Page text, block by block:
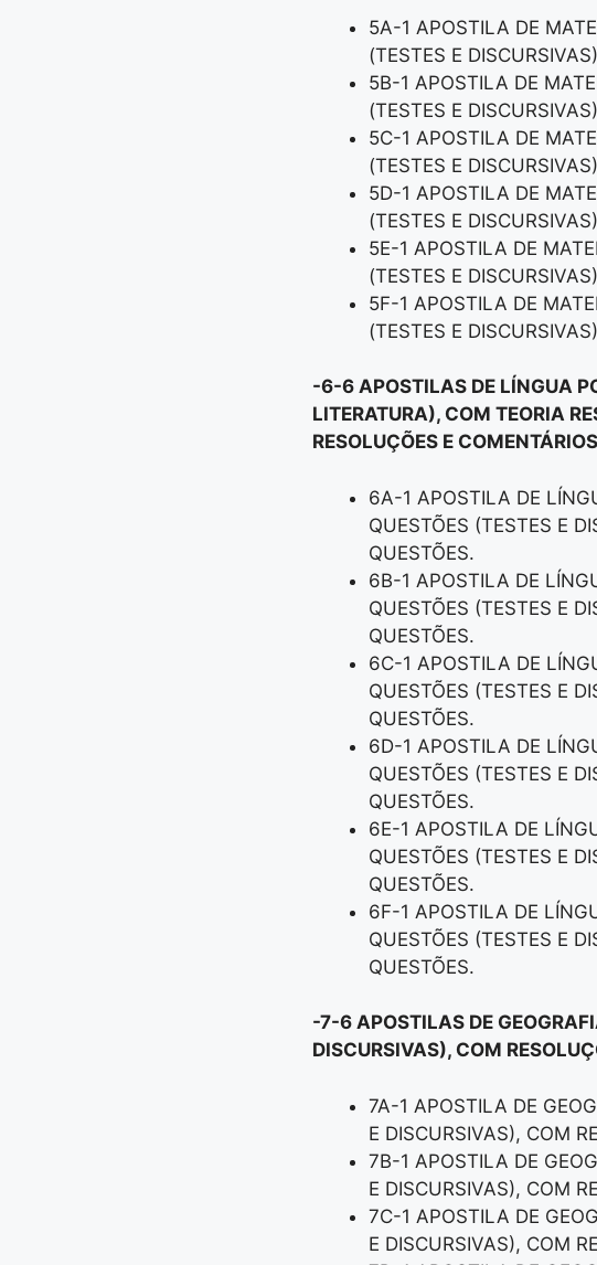
5A-1 APOSTILA DE
(TESTES E
5B-1 APOSTILA DE
(TESTES E
5C-1 APOSTILA DE
(TESTES E
5D-1 APOSTILA DE
(TESTES E
5E-1 APOSTILA DE
(TESTES E
5F-1 APOSTILA DE
(TESTES E
-6-6 APOSTILAS DE LÍNGUA
LITERATURA), COM TEORIA
RESOLUÇÕES E
6A-1 APOSTILA DE
QUESTÕES (TESTES E
QUESTÕES.
6B-1 APOSTILA DE
QUESTÕES (TESTES E
QUESTÕES.
6C-1 APOSTILA DE
QUESTÕES (TESTES E
QUESTÕES.
6D-1 APOSTILA DE
QUESTÕES (TESTES E
QUESTÕES.
6E-1 APOSTILA DE
QUESTÕES (TESTES E
QUESTÕES.
6F-1 APOSTILA DE
QUESTÕES (TESTES E
QUESTÕES.
-7-6 APOSTILAS DE
DISCURSIVAS), COM
7A-1 APOSTILA DE
E DISCURSIVAS), COM
7B-1 APOSTILA DE
E DISCURSIVAS), COM
7C-1 APOSTILA DE
E DISCURSIVAS), COM